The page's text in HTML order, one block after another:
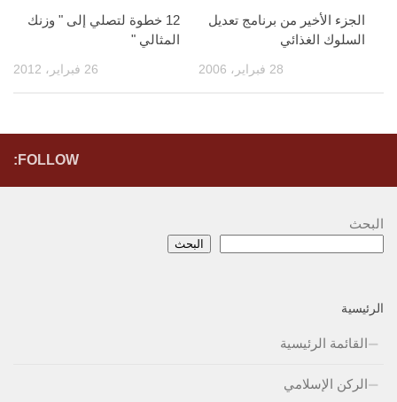
12 خطوة لتصلي إلى " وزنك
المثالي "
26 فبراير، 2012
الجزء الأخير من برنامج تعديل
السلوك الغذائي
28 فبراير، 2006
FOLLOW:
البحث
البحث
الرئيسية
القائمة الرئيسية
الركن الإسلامي